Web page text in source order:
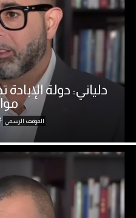
دلياني: دولة
الموقف الرسمي 4